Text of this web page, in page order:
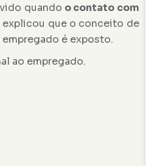
quando o contato com
explicou que o conceito de
é exposto.
ao empregado.